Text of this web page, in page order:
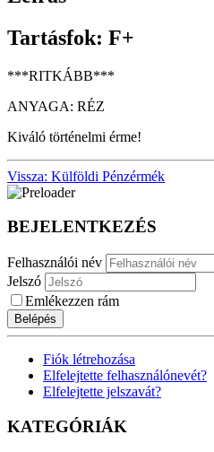
Tartásfok: F+
***RITKÁBB***
ANYAGA: RÉZ
Kiváló történelmi érme!
Vissza: Külföldi Pénzérmék
BEJELENTKEZÉS
Felhasználói név
Jelszó
Emlékezzen rám
Belépés
Fiók létrehozása
Elfelejtette felhasználónevét?
Elfelejtette jelszavát?
KATEGÓRIÁK